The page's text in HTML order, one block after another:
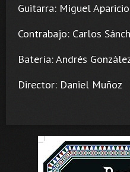
Guitarra: Miguel Aparicio
Contrabajo: Carlos
Batería: Andrés
Director: Daniel Muñoz